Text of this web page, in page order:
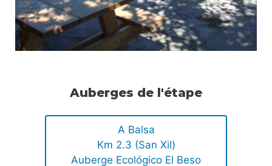
Auberges de l'étape
A Balsa
Km 2.3 (San Xil)
Auberge Ecológico El Beso